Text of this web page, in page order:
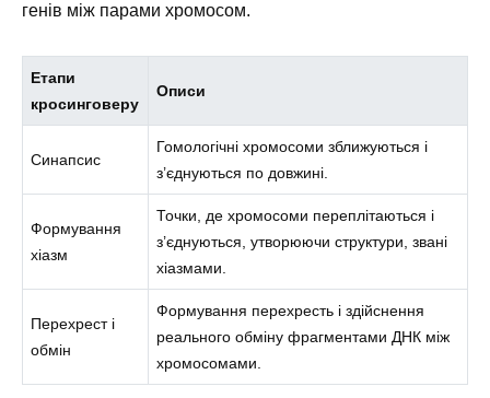
генів між парами хромосом.
Етапи
кросинговеру
Описи
Синапсис
Гомологічні хромосоми зближуються і
з’єднуються по довжині.
Формування
хіазм
Точки, де хромосоми переплітаються і
з’єднуються, утворюючи структури, звані
хіазмами.
Перехрест і
обмін
Формування перехресть і здійснення
реального обміну фрагментами ДНК між
хромосомами.